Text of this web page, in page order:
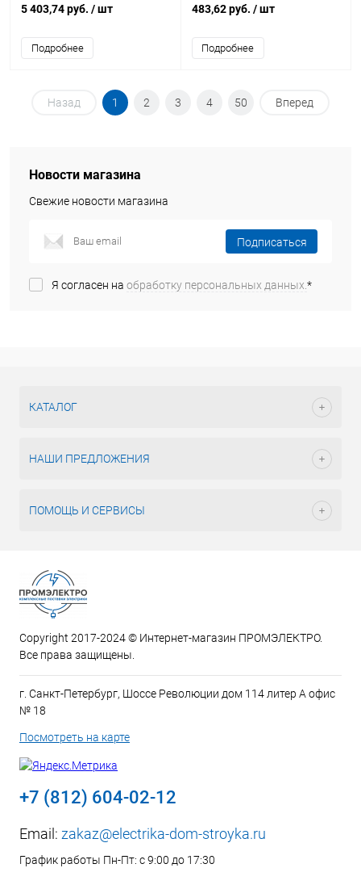
5000К IP65 (LT-DKU1-1011-200-
5 403,74 руб. / шт
Подробнее
углом 230*150*120 d48mm SPP-
483,62 руб. / шт
Подробнее
Назад 1 2 3 4 50 Вперед
Новости магазина
Свежие новости магазина
Подписаться
Я согласен на обработку персональных данных.*
КАТАЛОГ
НАШИ ПРЕДЛОЖЕНИЯ
ПОМОЩЬ И СЕРВИСЫ
Copyright 2017-2024 © Интернет-магазин ПРОМЭЛЕКТРО.
Все права защищены.
г. Санкт-Петербург, Шоссе Революции дом 114 литер А офис
№ 18
Посмотреть на карте
+7 (812) 604-02-12
Email: zakaz@electrika-dom-stroyka.ru
График работы Пн-Пт: с 9:00 до 17:30